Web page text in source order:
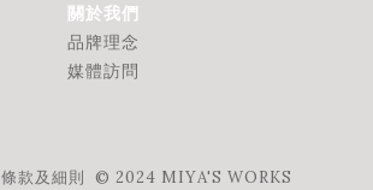
關於我們
品牌理念
媒體訪問
條款及細則 © 2024 MIYA'S WORKS